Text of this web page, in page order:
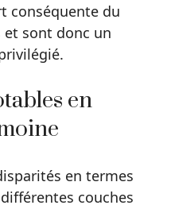
conséquente du
et sont donc un
en
en termes
couches